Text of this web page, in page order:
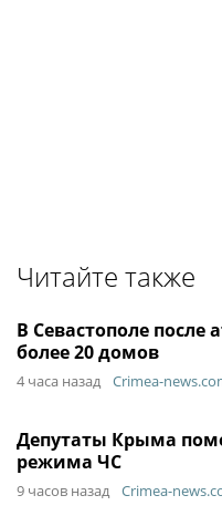
Читайте также
В Севастополе
более 20 домов
4 часа назад Crimea-
Депутаты Крыма
режима ЧС
9 часов назад Crimea-